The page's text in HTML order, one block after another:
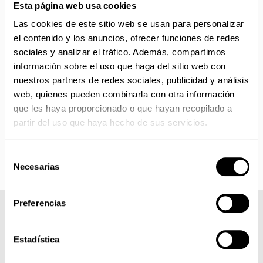
Esta página web usa cookies
Las cookies de este sitio web se usan para personalizar
el contenido y los anuncios, ofrecer funciones de redes
sociales y analizar el tráfico. Además, compartimos
información sobre el uso que haga del sitio web con
nuestros partners de redes sociales, publicidad y análisis
web, quienes pueden combinarla con otra información
que les haya proporcionado o que hayan recopilado a
partir del uso que haya hecho de sus servicios.
Necesarias
Preferencias
Estadística
No realizamos envíos del 10 al 21 de agosto.
Reanudamos envíos el día 24 de agosto para productos
con disponibilidad 24/48 horas.
Si adquieres productos con distinto plazo de entrega, el
pedido se envía cuando está completo.
Los productos sin disponibilidad 24 horas serán servidos a
partir de la fecha indicada en cada producto según fábrica.
IMPORTANTE PERSONALIZACIONES: EL taller de
bordados y estampados está cerrado en agosto. Se
reanudan las personalizaciones por orden de compra a
COMPLETA TU LOOK